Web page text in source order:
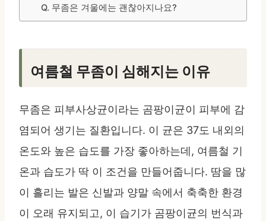
Q. 무좀은 겨울에는 괜찮아지나요?
여름철 무좀이 심해지는 이유
무좀은 피부사상균이라는 곰팡이균이 피부에 감
염되어 생기는 질환입니다. 이 균은 37도 내외의
온도와 높은 습도를 가장 좋아하는데, 여름철 기
온과 습도가 딱 이 조건을 만들어줍니다. 땀을 많
이 흘리는 발은 신발과 양말 속에서 축축한 환경
이 오래 유지되고, 이 습기가 곰팡이균의 번식과